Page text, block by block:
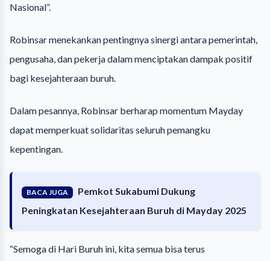
Nasional”.
Robinsar menekankan pentingnya sinergi antara pemerintah,
pengusaha, dan pekerja dalam menciptakan dampak positif
bagi kesejahteraan buruh.
Dalam pesannya, Robinsar berharap momentum Mayday
dapat memperkuat solidaritas seluruh pemangku
kepentingan.
BACA JUGA
Pemkot Sukabumi Dukung
Peningkatan Kesejahteraan Buruh di Mayday 2025
“Semoga di Hari Buruh ini, kita semua bisa terus